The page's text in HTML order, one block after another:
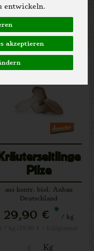
entwickeln.
akzeptieren
Pilze
aus kontr. biol. Anbau
Deutschland
29,90 € * / kg
Kg